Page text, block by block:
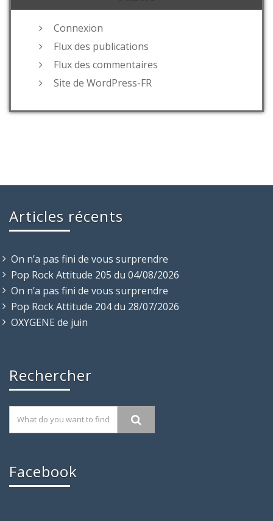
Connexion
Flux des publications
Flux des commentaires
Site de WordPress-FR
Articles récents
On n’a pas fini de vous surprendre
Pop Rock Attitude 205 du 04/08/2026
On n’a pas fini de vous surprendre
Pop Rock Attitude 204 du 28/07/2026
OXYGENE de juin
Rechercher
Facebook